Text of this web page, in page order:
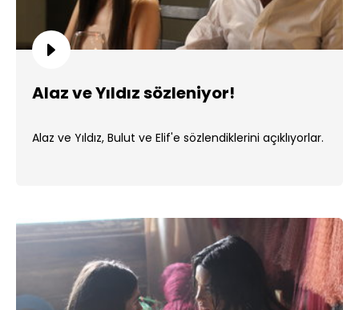
Alaz ve Yıldız sözleniyor!
Alaz ve Yıldız, Bulut ve Elif'e sözlendiklerini açıklıyorlar.